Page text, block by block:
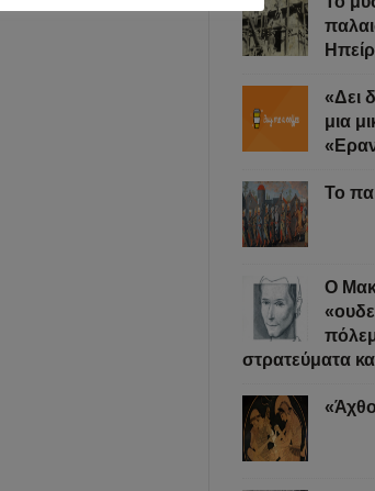
«Δει
μια
Το
O
στρατεύματα